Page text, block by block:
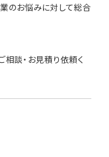
のお悩みに対して総合
相談・お見積り依頼く